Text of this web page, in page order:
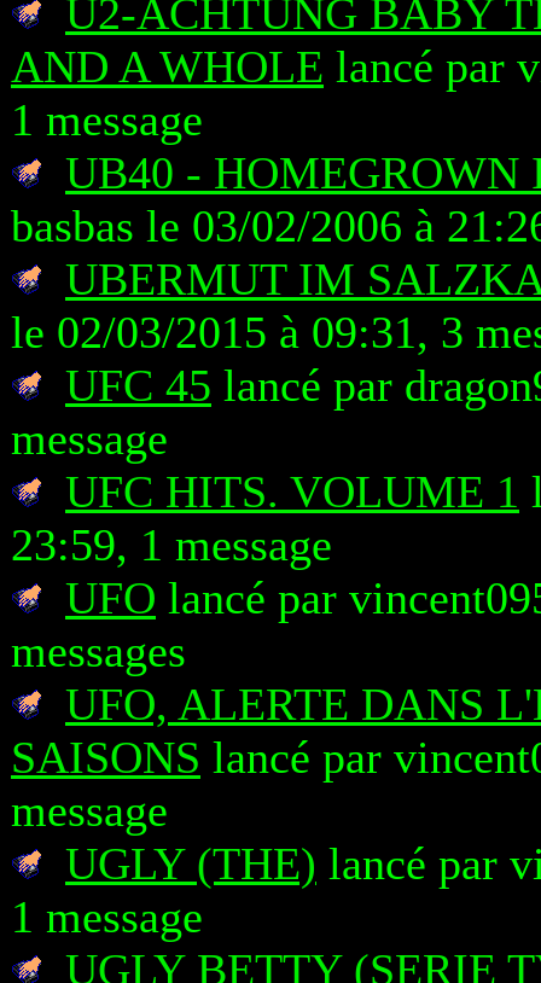
U2-ACHTUNG BABY
AND A WHOLE lancé par
1 message
UB40 -
basbas le 03/02/2006 à
UBERMUT IM
le 02/03/2015 à 09:31, 3
UFC 45 lancé par
message
UFC HITS. VOLUME 1
23:59, 1 message
UFO lancé par
messages
UFO, ALERTE DANS
SAISONS lancé par
message
UGLY (THE) lancé par
1 message
UGLY BETTY (SERIE